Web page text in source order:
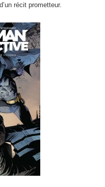
récit prometteur.